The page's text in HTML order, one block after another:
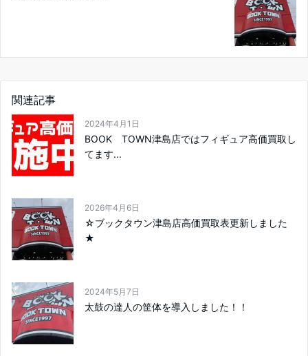
関連記事
2024年4月1日
BOOK TOWN津島店ではフィギュア高価買取し
てます...
2026年4月6日
☆ブックタウン津島店高価買取表更新しました
★
2024年5月7日
太鼓の達人の筐体を導入しました！！